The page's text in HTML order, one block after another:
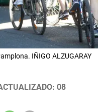
IÑIGO ALZUGARAY
08